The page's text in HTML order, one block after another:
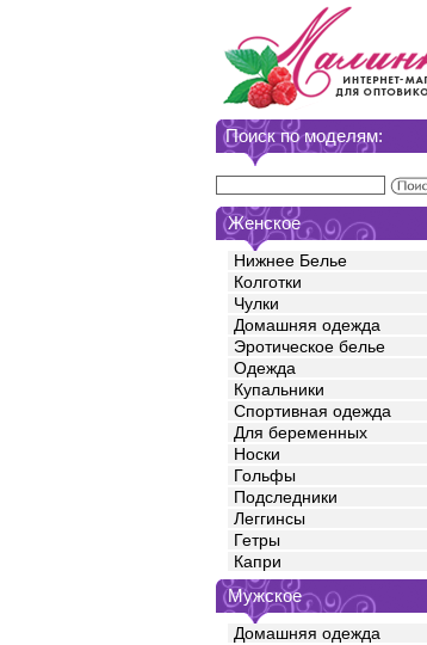
Поиск по моделям:
Женское
Нижнее Белье
Колготки
Чулки
Домашняя одежда
Эротическое белье
Одежда
Купальники
Спортивная одежда
Для беременных
Носки
Гольфы
Подследники
Леггинсы
Гетры
Капри
Мужское
Домашняя одежда